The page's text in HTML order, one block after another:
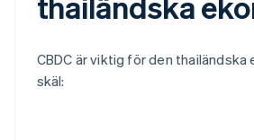
CBDC är viktig för den thailändska
skäl: